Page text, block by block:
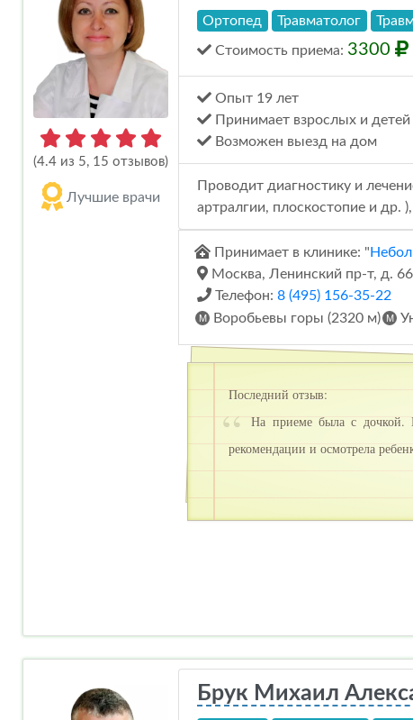
(4.4 из 5, 15 отзывов)
Лучшие врачи
Ортопед Травматолог
Стоимость приема: 3300
Опыт 19 лет
Принимает взрослых и детей
Возможен выезд на дом
Проводит диагностику и
артралгии, плоскостопие и др.
Принимает в клинике: "
Москва, Ленинский пр-т, д. 66
Телефон: 8 (495) 156-35-22
Воробьевы горы (2320 м)
Последний отзыв:
На приеме была с дочкой.
рекомендации и осмотрела
Брук Михаил